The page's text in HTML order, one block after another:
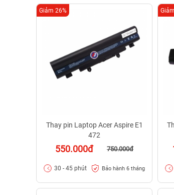
Thay pin Laptop Acer Aspire E1
472
550.000đ 750.000đ
Giảm 26%
30 - 45 phút Bảo hành 6 tháng